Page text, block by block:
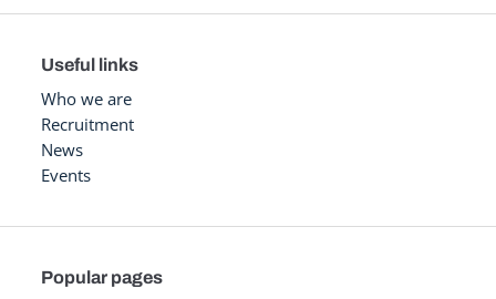
Useful links
Who we are
Recruitment
News
Events
Popular pages